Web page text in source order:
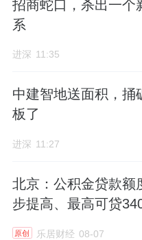
招商蛇口，杀出一个
系
进深 11:35
中建智地送面积，捅
板了
进深 11:27
北京：公积金贷款额
步提高、最高可贷
原创 乐居财经 08-07